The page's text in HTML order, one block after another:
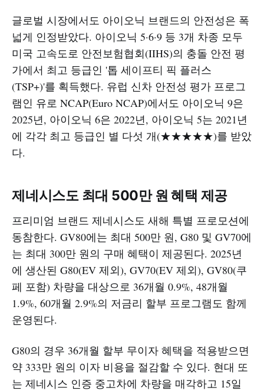
글로벌 시장에서도 아이오닉 브랜드의 안전성은 폭
넓게 인정받았다. 아이오닉 5·6·9 등 3개 차종 모두
미국 고속도로 안전보험협회(IIHS)의 충돌 안전 평
가에서 최고 등급인 '톱 세이프티 픽 플러스
(TSP+)'를 획득했다. 유럽 신차 안전성 평가 프로그
램인 유로 NCAP(Euro NCAP)에서도 아이오닉 9은
2025년, 아이오닉 6은 2022년, 아이오닉 5는 2021년
에 각각 최고 등급인 별 다섯 개(★★★★★)를 받았
다.​
제네시스도 최대 500만 원 혜택 제공
프리미엄 브랜드 제네시스도 새해 특별 프로모션에
동참한다. GV80에는 최대 500만 원, G80 및 GV70에
는 최대 300만 원의 구매 혜택이 제공된다. 2025년
에 생산된 G80(EV 제외), GV70(EV 제외), GV80(쿠
페 포함) 차량을 대상으로 36개월 0.9%, 48개월
1.9%, 60개월 2.9%의 저금리 할부 프로그램도 함께
운영된다.​
G80의 경우 36개월 할부 무이자 혜택을 적용받으면
약 333만 원의 이자 비용을 절감할 수 있다. 현대 또
는 제네시스 인증 중고차에 차량을 매각하고 15일